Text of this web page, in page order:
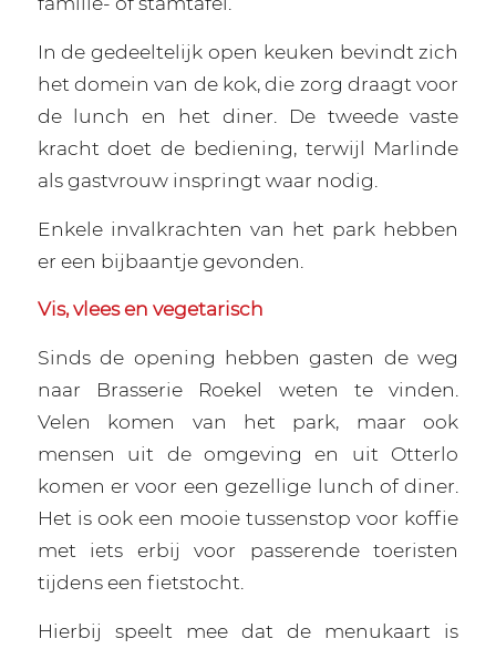
In de gedeeltelijk open keuken bevindt zich
het domein van de kok, die zorg draagt voor
de lunch en het diner. De tweede vaste
kracht doet de bediening, terwijl Marlinde
als gastvrouw inspringt waar nodig.
Enkele invalkrachten van het park hebben
er een bijbaantje gevonden.
Vis, vlees en vegetarisch
Sinds de opening hebben gasten de weg
naar Brasserie Roekel weten te vinden.
Velen komen van het park, maar ook
mensen uit de omgeving en uit Otterlo
komen er voor een gezellige lunch of diner.
Het is ook een mooie tussenstop voor koffie
met iets erbij voor passerende toeristen
tijdens een fietstocht.
Hierbij speelt mee dat de menukaart is